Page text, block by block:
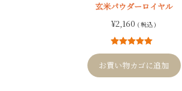
玄米パウダーロイヤル
¥2,160 ( 税込 )
4
件の利用者
評価に基づ
く5段階評価
のうち、
お買い物カゴに追加